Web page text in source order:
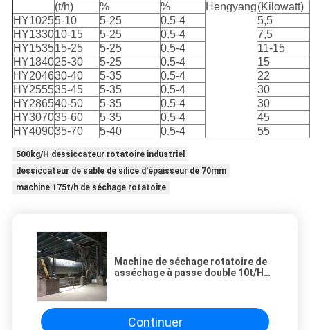
(t/h) % % Hengyang(Kilowatt)
HY10255-10 5-25 0.5-4 5,5
HY133010-15 5-25 0.5-4
7,5
HY153515-25 5-25 0.5-4
11-15
HY184025-30 5-25 0.5-4 15
HY204630-40 5-35 0.5-4
22
HY255535-45 5-35 0.5-4
30
HY286540-50 5-35 0.5-4
30
HY307035-60 5-35 0.5-4
45
HY409035-70 5-40 0.5-4 55
500kg/H dessiccateur rotatoire industriel
dessiccateur de sable de silice d'épaisseur de 70mm
machine 175t/h de séchage rotatoire
Machine de séchage rotatoire de
asséchage à passe double 10t/H
Continuer